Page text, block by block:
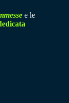
e le